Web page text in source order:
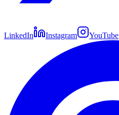
LinkedIn Instagram YouTube